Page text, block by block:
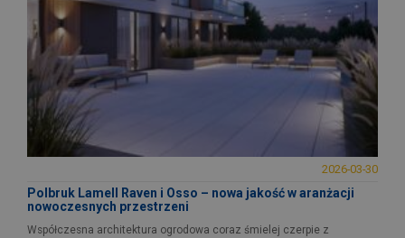
2026-03-30
Polbruk Lamell Raven i Osso – nowa jakość w aranżacji
nowoczesnych przestrzeni
Współczesna architektura ogrodowa coraz śmielej czerpie z